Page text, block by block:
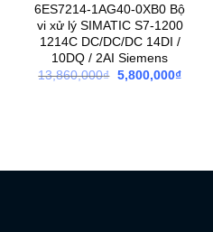
6ES7214-1AG40-0XB0 Bộ
vi xử lý SIMATIC S7-1200
1214C DC/DC/DC 14DI /
10DQ / 2AI Siemens
13,860,000₫ Giá
5,800,000₫Giá